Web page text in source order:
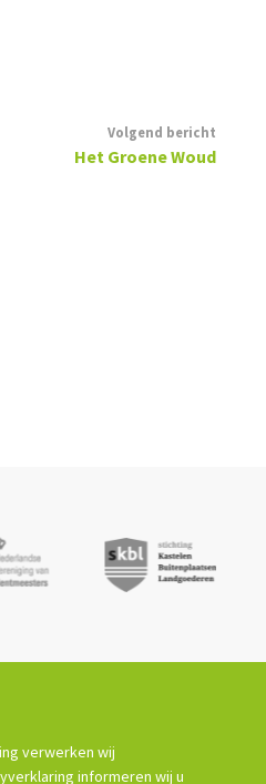
Volgend bericht
Het Groene Woud
verwerken wij
informeren wij u